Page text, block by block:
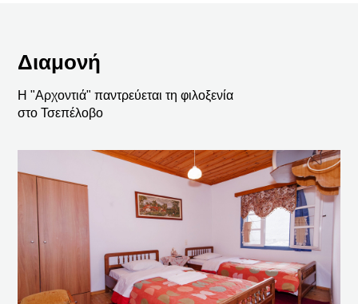
Διαμονή
Η "Αρχοντιά" παντρεύεται τη φιλοξενία
στο Τσεπέλοβο